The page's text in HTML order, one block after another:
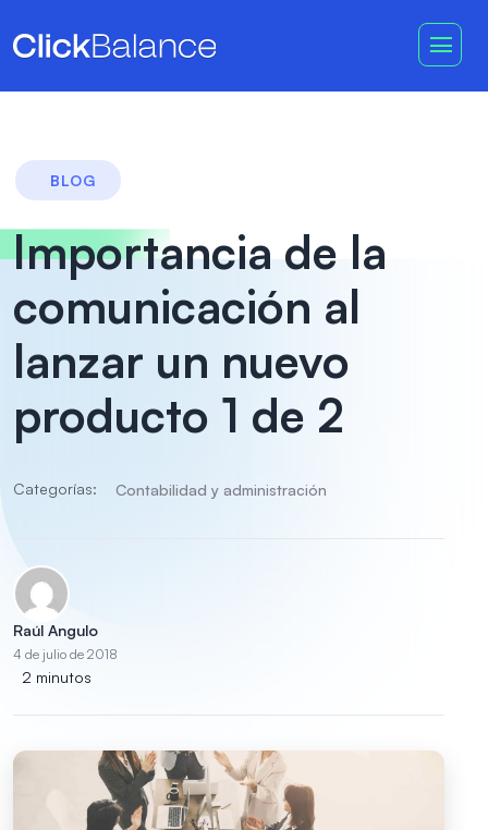
BLOG
Importancia de la
comunicación al
lanzar un nuevo
producto 1 de 2
Categorías: Contabilidad y administración
Raúl Angulo
4 de julio de 2018
2 minutos